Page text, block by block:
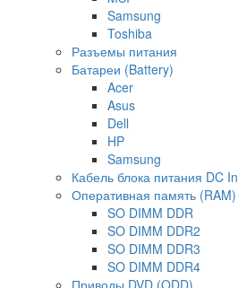
Samsung
Toshiba
Разъемы питания
Батареи (Battery)
Acer
Asus
Dell
HP
Samsung
Кабель блока питания DC In
Оперативная память (RAM)
SO DIMM DDR
SO DIMM DDR2
SO DIMM DDR3
SO DIMM DDR4
Приводы DVD (ODD)